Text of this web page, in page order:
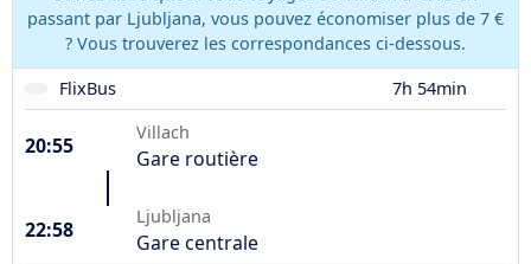
passant par Ljubljana, vous pouvez économiser plus de 7 €
? Vous trouverez les correspondances ci-dessous.
FlixBus
7h 54min
20:55
Villach
Gare routière
22:58
Ljubljana
Gare centrale